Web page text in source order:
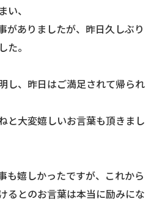
い、
がありましたが、昨日久しぶり
た。
し、昨日はご満足されて帰られ
と大変嬉しいお言葉も頂きまし
も嬉しかったですが、これから
るとのお言葉は本当に励みにな